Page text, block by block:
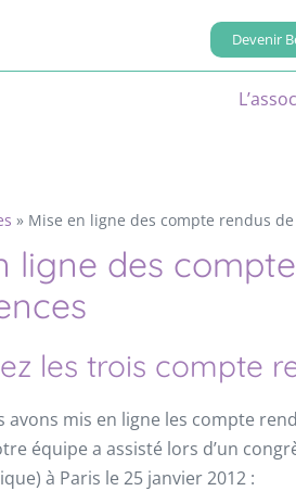
Devenir
» Mise en ligne des compte rendus
ligne des
les trois compte
avons mis en ligne les compte
équipe a assisté lors d’un
à Paris le 25 janvier 2012 :